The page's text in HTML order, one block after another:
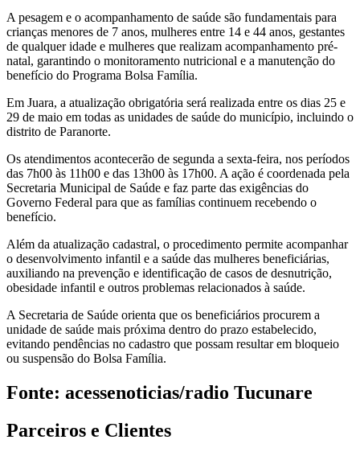
A pesagem e o acompanhamento de saúde são fundamentais para
crianças menores de 7 anos, mulheres entre 14 e 44 anos, gestantes
de qualquer idade e mulheres que realizam acompanhamento pré-
natal, garantindo o monitoramento nutricional e a manutenção do
benefício do Programa Bolsa Família.
Em Juara, a atualização obrigatória será realizada entre os dias 25 e
29 de maio em todas as unidades de saúde do município, incluindo o
distrito de Paranorte.
Os atendimentos acontecerão de segunda a sexta-feira, nos períodos
das 7h00 às 11h00 e das 13h00 às 17h00. A ação é coordenada pela
Secretaria Municipal de Saúde e faz parte das exigências do
Governo Federal para que as famílias continuem recebendo o
benefício.
Além da atualização cadastral, o procedimento permite acompanhar
o desenvolvimento infantil e a saúde das mulheres beneficiárias,
auxiliando na prevenção e identificação de casos de desnutrição,
obesidade infantil e outros problemas relacionados à saúde.
A Secretaria de Saúde orienta que os beneficiários procurem a
unidade de saúde mais próxima dentro do prazo estabelecido,
evitando pendências no cadastro que possam resultar em bloqueio
ou suspensão do Bolsa Família.
Fonte: acessenoticias/radio Tucunare
Parceiros e Clientes